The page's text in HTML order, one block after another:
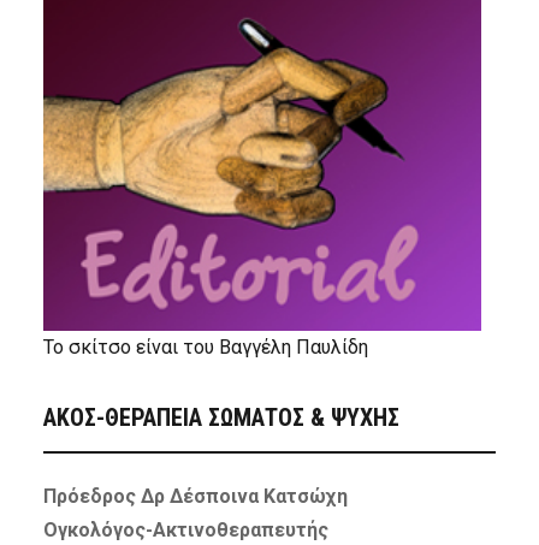
Το σκίτσο είναι του Βαγγέλη Παυλίδη
ΑΚΟΣ-ΘΕΡΑΠΕΙΑ ΣΩΜΑΤΟΣ & ΨΥΧΗΣ
Πρόεδρος Δρ Δέσποινα Κατσώχη
Ογκολόγος-Ακτινοθεραπευτής